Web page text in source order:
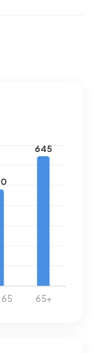
kWh aan
dan het
jaarlijkse
8%